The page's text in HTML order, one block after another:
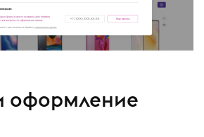
оформление